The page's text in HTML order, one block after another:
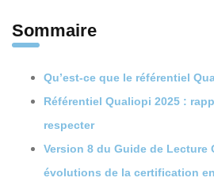
Sommaire
Qu’est-ce que le référentiel
Référentiel Qualiopi 2025 :
respecter
Version 8 du Guide de Lecture
évolutions de la certification